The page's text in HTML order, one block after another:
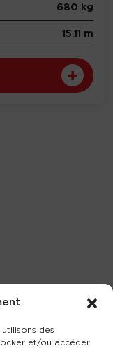
des
et/ou accéder
680 kg
15.11 m